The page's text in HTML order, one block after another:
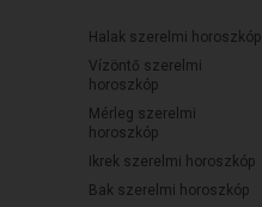
Halak szerelmi horoszkóp
Vízöntő szerelmi
horoszkóp
Mérleg szerelmi
horoszkóp
Ikrek szerelmi horoszkóp
Bak szerelmi horoszkóp